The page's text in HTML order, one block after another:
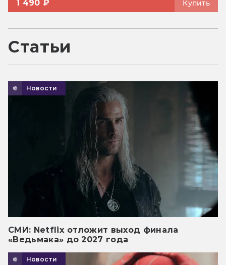
1 490 ₽ Купить
Статьи
Новости
СМИ: Netflix отложит выход финала
«Ведьмака» до 2027 года
Новости